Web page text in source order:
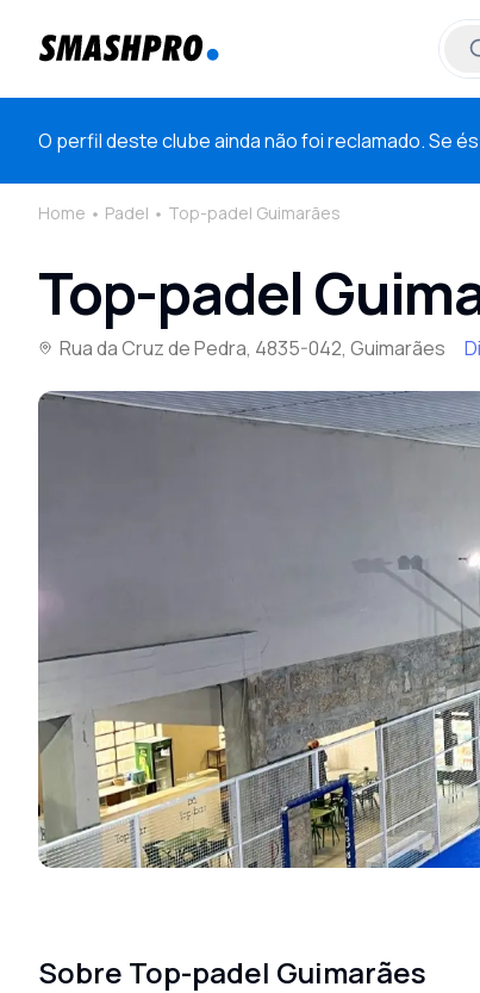
O perfil deste clube ainda não foi reclamado. Se
Home Padel Top-padel Guimarães
Top-padel
Rua da Cruz de Pedra, 4835-042, Guimarães
Sobre Top-padel Guimarães